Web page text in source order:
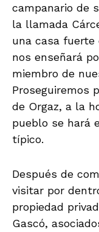
campanario de
la llamada
una casa fuerte
nos enseñará
miembro de
Proseguiremos
de Orgaz, a la
pueblo se hará
típico.
Después de
visitar por
propiedad
Gascó,